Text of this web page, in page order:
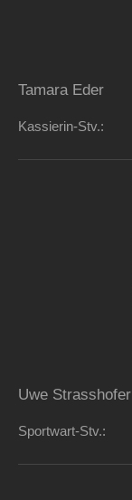
Tamara Eder
Kassierin-Stv.:
Uwe Strasshofer
Sportwart-Stv.: